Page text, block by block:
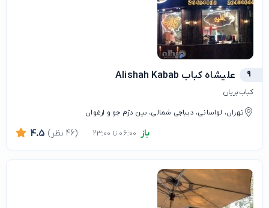
9 علیشاه کباب Alishah Kabab
کباب بریان
تهران، لواسانی، دیباجی شمالی، بین دژم جو و ارغوان
باز 4.5 (46 نظر)